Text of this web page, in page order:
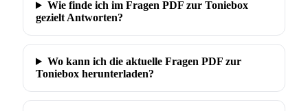
Wie finde ich im Fragen PDF zur Toniebox
gezielt Antworten?
Wo kann ich die aktuelle Fragen PDF zur
Toniebox herunterladen?